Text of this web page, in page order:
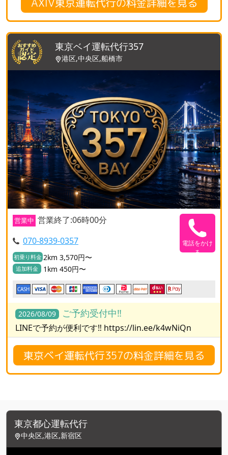
東京ベイ運転代行357
港区,中央区,船橋市
営業中 営業終了:06時00分
070-8939-0357
初乗り料金 2km 3,570円〜
追加料金 1km 450円〜
電話をかけ
る
CASH
2026/08/09 ご予約受付中‼️
LINEで予約が便利です‼️ https://lin.ee/k4wNiQn
東京ベイ運転代行357の料金詳細を見る
東京都心運転代行
中央区,港区,新宿区